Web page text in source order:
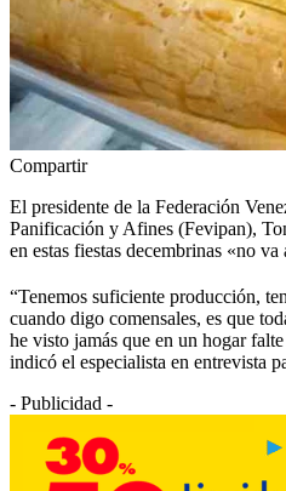
Compartir
El presidente de la Federación
Panificación y Afines (Fevipan),
en estas fiestas decembrinas «no
“Tenemos suficiente producción,
cuando digo comensales, es que
he visto jamás que en un hogar
indicó el especialista en entrevista
- Publicidad -